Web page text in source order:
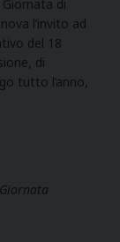
di
l’invito ad
del 18
di
tutto l’anno,